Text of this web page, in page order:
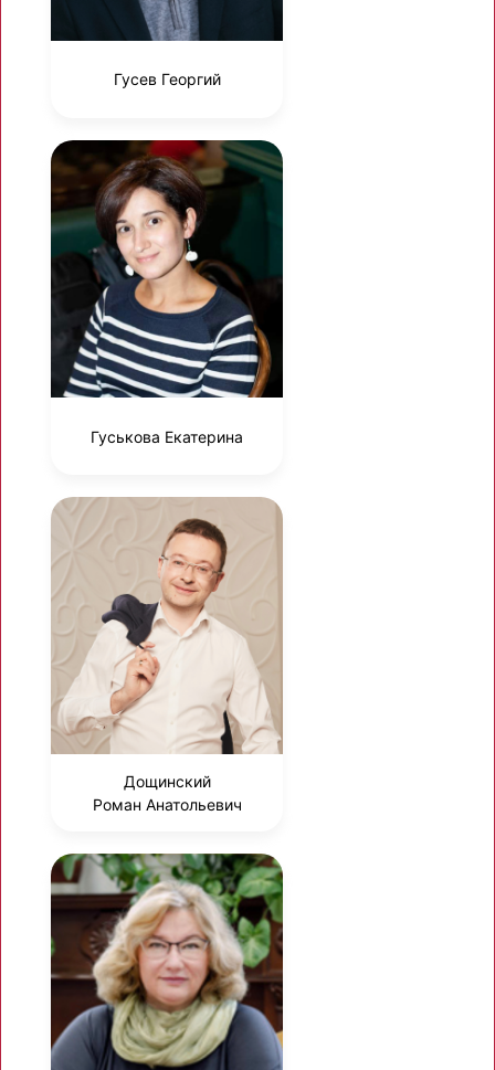
Гусев Георгий
Гуськова Екатерина
Дощинский
Роман Анатольевич